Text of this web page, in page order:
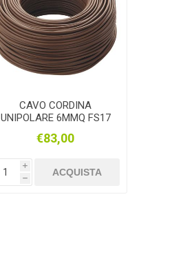
CAVO CORDINA
UNIPOLARE 6MMQ FS17
€83,00
i
h
ACQUISTA